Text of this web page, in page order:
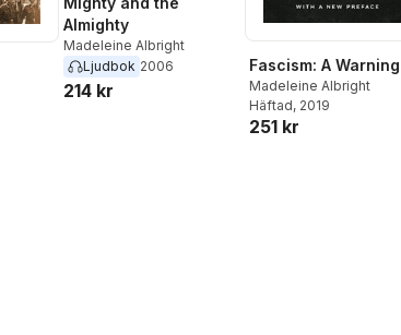
Almighty
Madeleine Albright
Ljudbok 2006
214 kr
Fascism: A Warning
Madeleine Albright
Häftad, 2019
251 kr